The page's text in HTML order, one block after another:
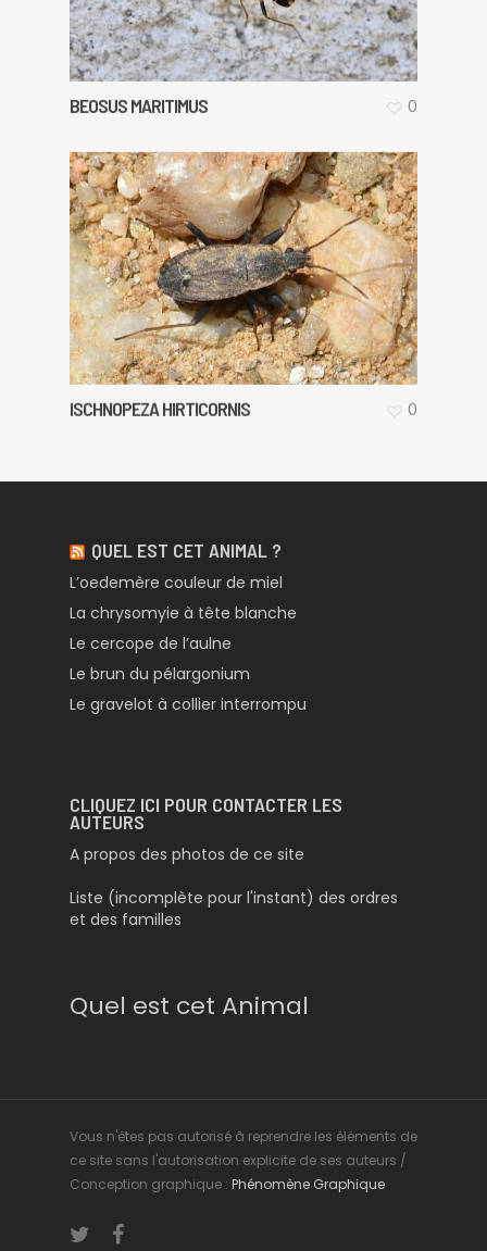
BEOSUS MARITIMUS 0
ISCHNOPEZA HIRTICORNIS 0
QUEL EST CET ANIMAL ?
L’oedemère couleur de miel
La chrysomyie à tête blanche
Le cercope de l’aulne
Le brun du pélargonium
Le gravelot à collier interrompu
CLIQUEZ ICI POUR CONTACTER LES
AUTEURS
A propos des photos de ce site
Liste (incomplète pour l'instant) des ordres
et des familles
Quel est cet Animal
Vous n'êtes pas autorisé à reprendre les éléments de
ce site sans l'autorisation explicite de ses auteurs /
Conception graphique : Phénomène Graphique
twitter facebook